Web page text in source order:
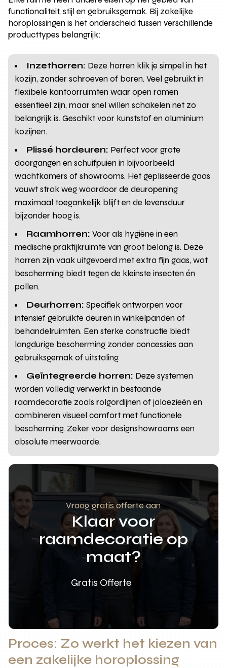
functionaliteit, stijl en gebruiksgemak. Bij zakelijke
horoplossingen is het onderscheid tussen verschillende
producttypes belangrijk:
Inzethorren: Deze horren klik je simpel in het
kozijn, zonder schroeven of boren. Veel gebruikt in
flexibele kantoorruimten waar open ramen
essentieel zijn, maar snel willen schakelen net zo
belangrijk is. Geschikt voor kunststof en aluminium
kozijnen.
Plissé hordeuren: Perfect voor grote
doorgangen en schuifpuien in bijvoorbeeld
wachtkamers of showrooms. Het geplisseerde gaas
vouwt strak weg waardoor de deuropening
maximaal toegankelijk blijft en de levensduur
bijzonder hoog is.
Raamhorren:Voor als hygiëne in een
medische praktijkruimte van groot belang is. Deze
horren zijn vaak uitgevoerd met extra fijn gaas, wat
bescherming biedt tegen de kleinste insecten én
pollen.
Deurhorren:Specifiek ontworpen voor
intensief gebruikte deuren in winkelpanden of
behandelruimten. Een sterke constructie biedt
langdurige bescherming zonder concessies aan
gebruiksgemak of uitstaling.
Geïntegreerde horren: Deze systemen
worden volledig verwerkt in bestaande
raamdecoratie zoals rolgordijnen of jaloezieën en
combineren visueel comfort met functionele
bescherming. Zeker voor designshowrooms een
absolute meerwaarde.
Vraag gratis offerte aan
Klaar voor
raamdecoratie op
maat?
Gratis Offerte
Proces: Zo werkt het kiezen van
een zakelijke horoplossing